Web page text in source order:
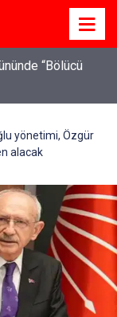
“Bölücü
yönetimi, Özgür
alacak